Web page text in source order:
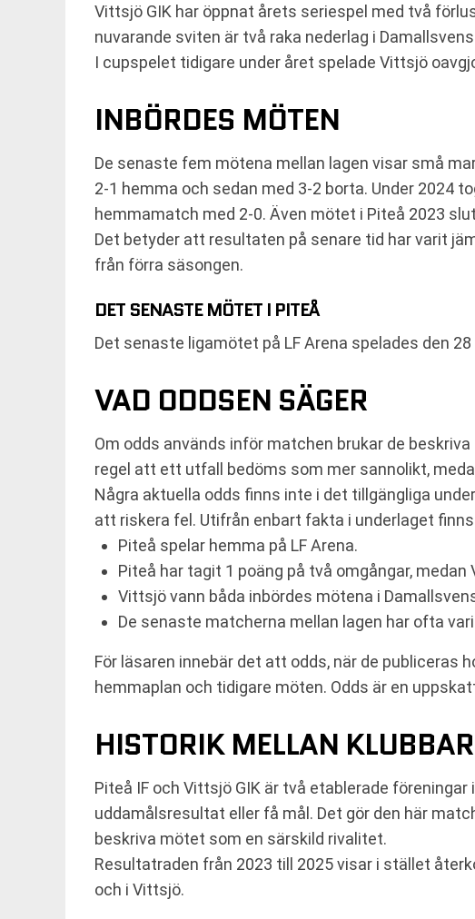
Vittsjö GIK har öppnat årets seriespel med två
nuvarande sviten är två raka nederlag i
I cupspelet tidigare under året spelade Vittsjö
INBÖRDES MÖTEN
De senaste fem mötena mellan lagen visar små
2-1 hemma och sedan med 3-2 borta. Under 2024
hemmamatch med 2-0. Även mötet i Piteå 2023
Det betyder att resultaten på senare tid har varit
från förra säsongen.
DET SENASTE MÖTET I PITEÅ
Det senaste ligamötet på LF Arena spelades den
VAD ODDSEN SÄGER
Om odds används inför matchen brukar de
regel att ett utfall bedöms som mer sannolikt,
Några aktuella odds finns inte i det tillgängliga
att riskera fel. Utifrån enbart fakta i underlaget
Piteå spelar hemma på LF Arena.
Piteå har tagit 1 poäng på två omgångar,
Vittsjö vann båda inbördes mötena i
De senaste matcherna mellan lagen har ofta
För läsaren innebär det att odds, när de
hemmaplan och tidigare möten. Odds är en
HISTORIK MELLAN
Piteå IF och Vittsjö GIK är två etablerade
uddamålsresultat eller få mål. Det gör den här
beskriva mötet som en särskild rivalitet.
Resultatraden från 2023 till 2025 visar i stället
och i Vittsjö.